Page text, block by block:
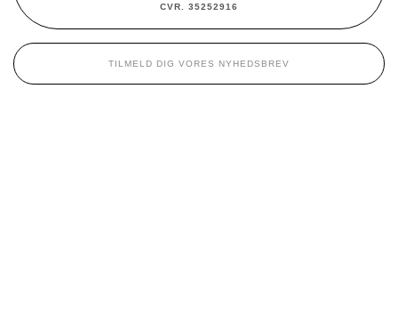
CVR. 35252916
TILMELD DIG VORES NYHEDSBREV